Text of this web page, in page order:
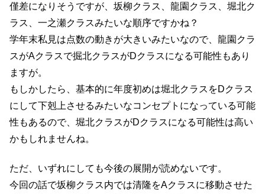
僅差になりそうですが、坂柳クラス、龍園クラス、堀北ク
ラス、一之瀬クラスみたいな順序ですかね？
学年末私見は点数の動きが大きいみたいなので、龍園クラ
スがAクラスで掘北クラスがDクラスになる可能性もあり
ますが。
もしかしたら、基本的に年度初めは堀北クラスをDクラス
にして下剋上させるみたいなコンセプトになっている可能
性もあるので、堀北クラスがDクラスになる可能性は高い
かもしれませんね。
ただ、いずれにしても今後の展開が読めないです。
今回の話で坂柳クラス内では清隆をAクラスに移動させた